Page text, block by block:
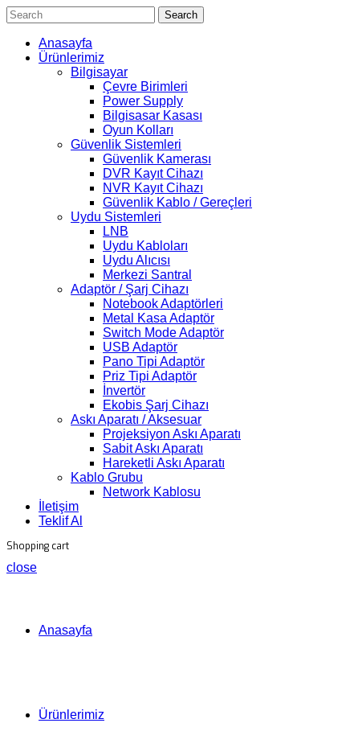
Search
Anasayfa
Ürünlerimiz
Bilgisayar
Çevre Birimleri
Power Supply
Bilgisasar Kasası
Oyun Kolları
Güvenlik Sistemleri
Güvenlik Kamerası
DVR Kayıt Cihazı
NVR Kayıt Cihazı
Güvenlik Kablo / Gereçleri
Uydu Sistemleri
LNB
Uydu Kabloları
Uydu Alıcısı
Merkezi Santral
Adaptör / Şarj Cihazı
Notebook Adaptörleri
Metal Kasa Adaptör
Switch Mode Adaptör
USB Adaptör
Pano Tipi Adaptör
Priz Tipi Adaptör
İnvertör
Ekobis Şarj Cihazı
Askı Aparatı / Aksesuar
Projeksiyon Askı Aparatı
Sabit Askı Aparatı
Hareketli Askı Aparatı
Kablo Grubu
Network Kablosu
İletişim
Teklif Al
Shopping cart
close
Anasayfa
Ürünlerimiz